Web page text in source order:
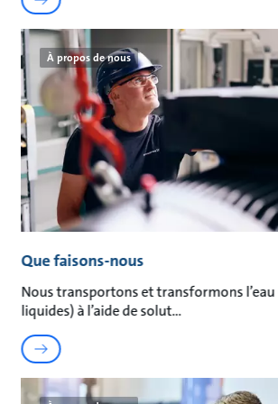
À propos de nous
Que faisons-nous
Nous transportons et transformons l’eau
liquides) à l’aide de solut